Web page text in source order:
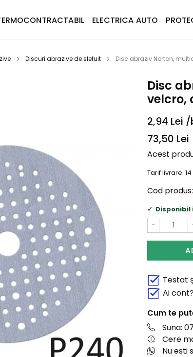
ELECTRICA AUTO
Discuri abrazive de slefuit Disc abraziv Norton,
Disc
velcro,
2,94 Lei /
73,50 Lei
Acest
Tarif livrare:
Cod produs:
Disponibil
−
Testat
Ai
Cum te
Suna:
Cere
Nu esti